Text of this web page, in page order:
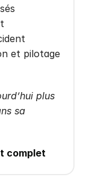
et pilotage
plus
sa
complet